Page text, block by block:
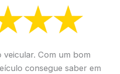
Com um bom
consegue saber em